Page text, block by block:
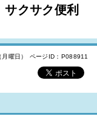
クサク便利
曜日） ページID：P088911